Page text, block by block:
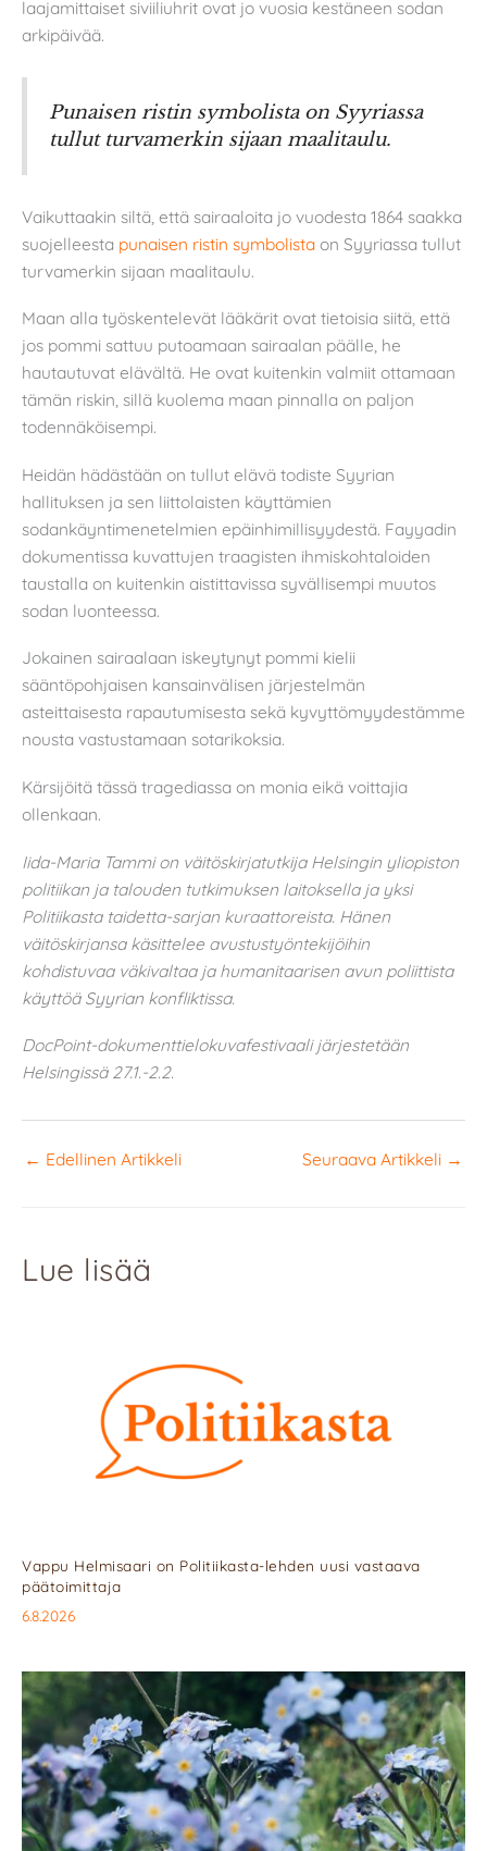
laajamittaiset siviiliuhrit ovat jo vuosia kestäneen sodan
arkipäivää.
Punaisen ristin symbolista on Syyriassa
tullut turvamerkin sijaan maalitaulu.
Vaikuttaakin siltä, että sairaaloita jo vuodesta 1864 saakka
suojelleesta punaisen ristin symbolista on Syyriassa tullut
turvamerkin sijaan maalitaulu.
Maan alla työskentelevät lääkärit ovat tietoisia siitä, että
jos pommi sattuu putoamaan sairaalan päälle, he
hautautuvat elävältä. He ovat kuitenkin valmiit ottamaan
tämän riskin, sillä kuolema maan pinnalla on paljon
todennäköisempi.
Heidän hädästään on tullut elävä todiste Syyrian
hallituksen ja sen liittolaisten käyttämien
sodankäyntimenetelmien epäinhimillisyydestä. Fayyadin
dokumentissa kuvattujen traagisten ihmiskohtaloiden
taustalla on kuitenkin aistittavissa syvällisempi muutos
sodan luonteessa.
Jokainen sairaalaan iskeytynyt pommi kielii
sääntöpohjaisen kansainvälisen järjestelmän
asteittaisesta rapautumisesta sekä kyvyttömyydestämme
nousta vastustamaan sotarikoksia.
Kärsijöitä tässä tragediassa on monia eikä voittajia
ollenkaan.
Iida-Maria Tammi on väitöskirjatutkija Helsingin yliopiston
politiikan ja talouden tutkimuksen laitoksella ja yksi
Politiikasta taidetta-sarjan kuraattoreista. Hänen
väitöskirjansa käsittelee avustustyöntekijöihin
kohdistuvaa väkivaltaa ja humanitaarisen avun poliittista
käyttöä Syyrian konfliktissa.
DocPoint-dokumenttielokuvafestivaali järjestetään
Helsingissä 27.1.-2.2.
← Edellinen Artikkeli Seuraava Artikkeli →
Lue lisää
Vappu Helmisaari on Politiikasta-lehden uusi vastaava
päätoimittaja
6.8.2026